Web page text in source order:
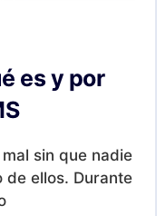
es y por
sin que nadie
de ellos. Durante